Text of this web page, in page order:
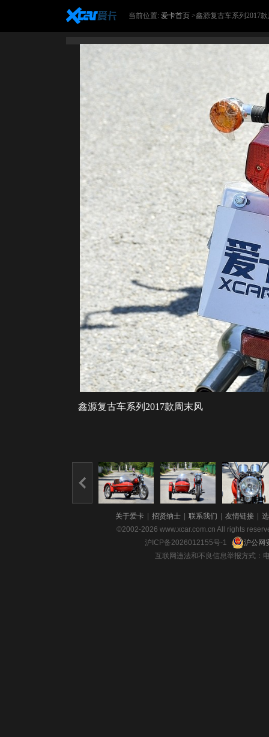
当前位置: 爱卡首页 >鑫源复古车系列2017
鑫源复古车系列2017款周末风
关于爱卡 招贤纳士 联系我们 友情链接
©2002-2026 www.xcar.com.cn All rights
沪ICP备2026012155号-1
沪公网
互联网违法和不良信息举报方式：